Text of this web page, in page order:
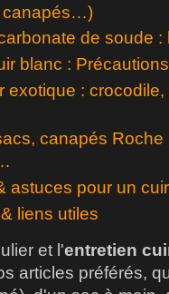
canapés…)
de soude
blanc :
exotique :
canapés Roche
astuces pour un
liens utiles
et l'entretien
articles préférés,